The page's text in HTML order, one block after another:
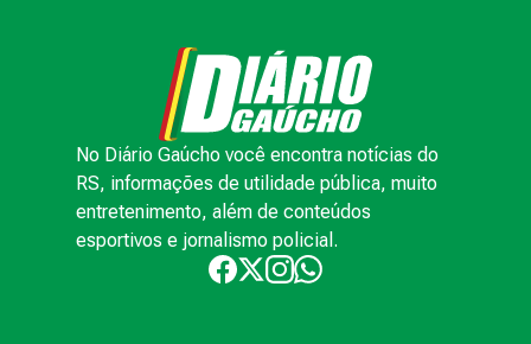
No Diário Gaúcho você encontra notícias do
RS, informações de utilidade pública, muito
entretenimento, além de conteúdos
esportivos e jornalismo policial.